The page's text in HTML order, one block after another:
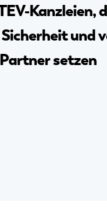
Kanzleien,
und
Partner setzen